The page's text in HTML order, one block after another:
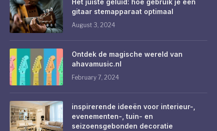
Het juiste geluid: hoe gebruik je een
gitaar stemapparaat optimaal
August 3, 2024
Ontdek de magische wereld van
ahavamusic.nl
February 7, 2024
inspirerende ideeën voor interieur-,
evenementen-, tuin- en
seizoensgebonden decoratie